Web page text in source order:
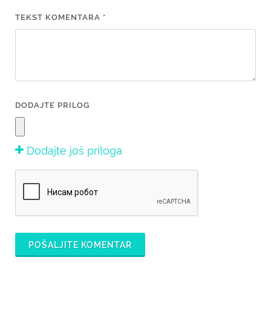
TEKST KOMENTARA *
DODAJTE PRILOG
Dodajte još priloga
POŠALJITE KOMENTAR